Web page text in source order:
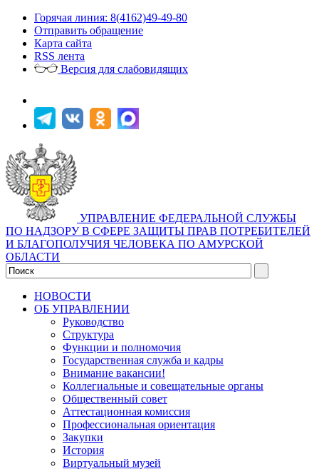
Горячая линия: 8(4162)49-49-80
Отправить обращение
Карта сайта
RSS лента
Версия для слабовидящих
УПРАВЛЕНИЕ ФЕДЕРАЛЬНОЙ СЛУЖБЫ
ПО НАДЗОРУ В СФЕРЕ ЗАЩИТЫ ПРАВ ПОТРЕБИТЕЛЕЙ
И БЛАГОПОЛУЧИЯ ЧЕЛОВЕКА ПО АМУРСКОЙ
ОБЛАСТИ
НОВОСТИ
ОБ УПРАВЛЕНИИ
Руководство
Структура
Функции и полномочия
Государственная служба и кадры
Внимание вакансии!
Коллегиальные и совещательные органы
Общественный совет
Аттестационная комиссия
Профессиональная ориентация
Закупки
История
Виртуальный музей